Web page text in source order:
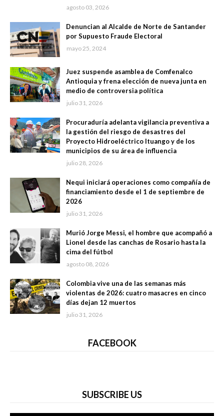
agosto 03, 2026
Denuncian al Alcalde de Norte de Santander
por Supuesto Fraude Electoral
mayo 25, 2024
Juez suspende asamblea de Comfenalco
Antioquia y frena elección de nueva junta en
medio de controversia política
julio 31, 2026
Procuraduría adelanta vigilancia preventiva a
la gestión del riesgo de desastres del
Proyecto Hidroeléctrico Ituango y de los
municipios de su área de influencia
julio 28, 2026
Nequi iniciará operaciones como compañía de
financiamiento desde el 1 de septiembre de
2026
julio 31, 2026
Murió Jorge Messi, el hombre que acompañó a
Lionel desde las canchas de Rosario hasta la
cima del fútbol
agosto 08, 2026
Colombia vive una de las semanas más
violentas de 2026: cuatro masacres en cinco
días dejan 12 muertos
julio 31, 2026
FACEBOOK
SUBSCRIBE US